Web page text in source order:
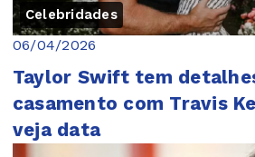
Celebridades
06/04/2026
Taylor Swift tem
casamento com Travis
veja data